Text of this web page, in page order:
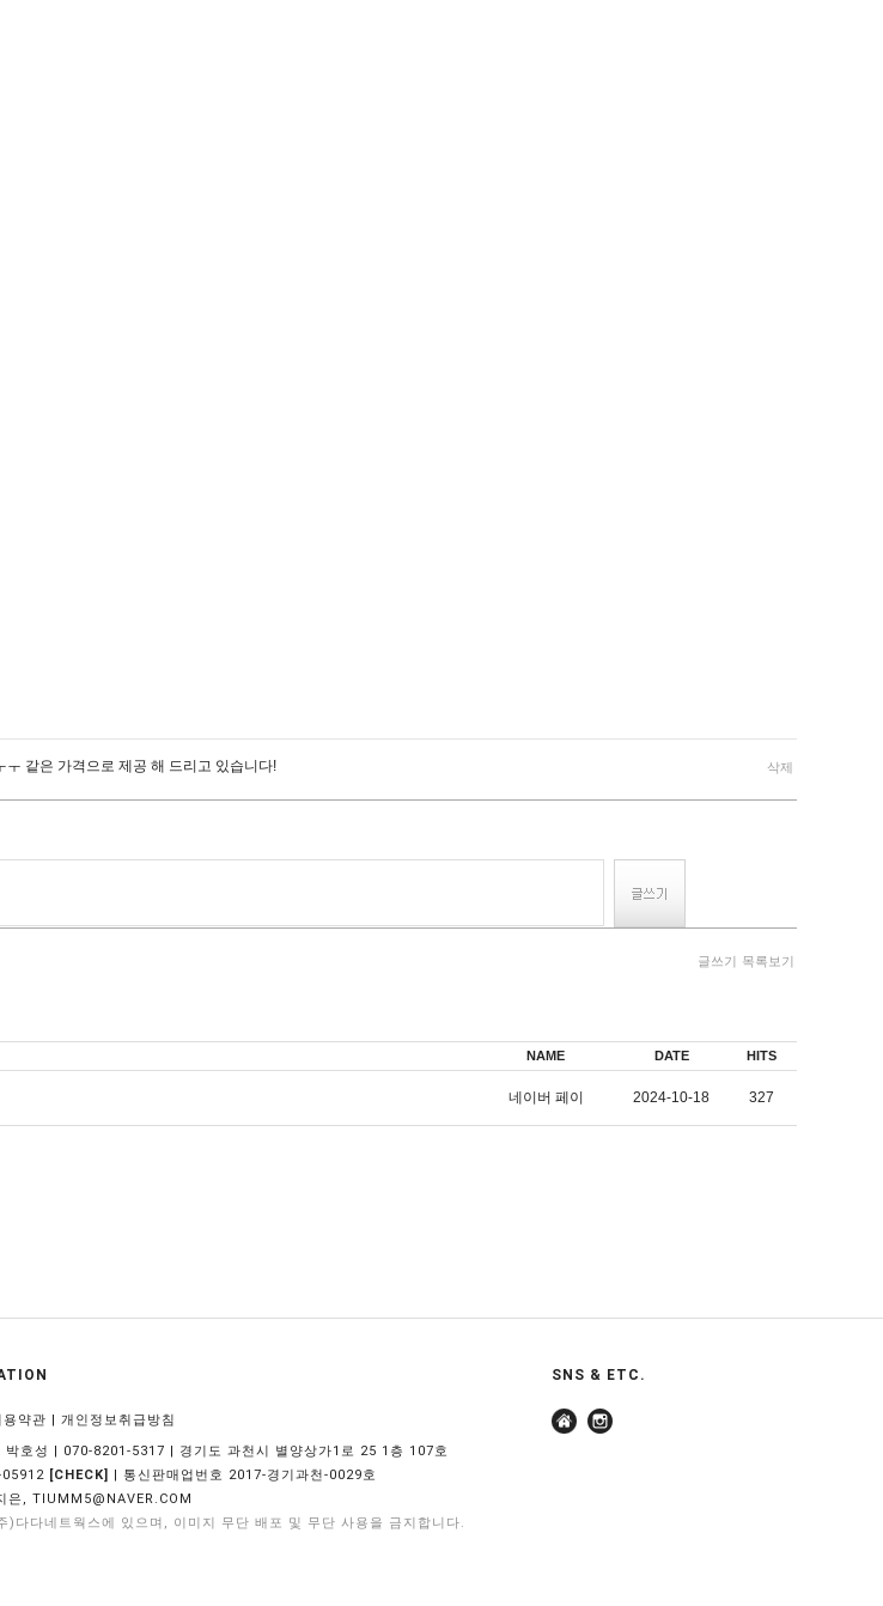
같은 가격으로 제공 해 드리고 있습니다! 삭제
글쓰기 목록보기
NAME DATE HITS
네이버 페이 2024-10-18 327
용약관 | 개인정보취급방침
박호성 | 070-8201-5317 | 경기도 과천시 별양상가1로 25 1층 107호
05912
[CHECK]
| 통신판매업번호 2017-경기과천-0029호
은, TIUMM5@NAVER.COM
)다다네트웍스에 있으며, 이미지 무단 배포 및 무단 사용을 금지합니다.
SNS & ETC.